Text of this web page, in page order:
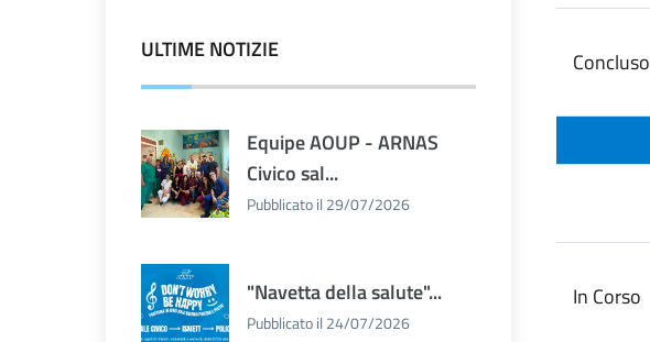
ULTIME NOTIZIE
Equipe AOUP - ARNAS
Civico sal...
Pubblicato il 29/07/2026
"Navetta della salute"...
Pubblicato il 24/07/2026
Concluso
In Corso